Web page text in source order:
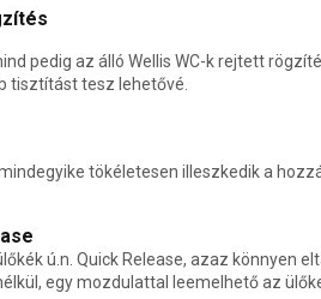
pedig az álló Wellis WC-k rejtett
tisztítást tesz lehetővé.
tökéletesen illeszkedik a
ú.n. Quick Release, azaz
egy mozdulattal leemelhető az